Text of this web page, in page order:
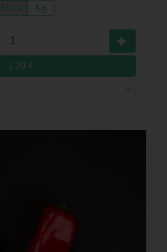
Stück Kg
1,29 €